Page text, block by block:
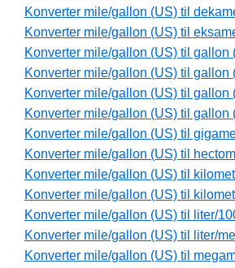
Konverter mile/gallon (US) til
Konverter mile/gallon (US) til
Konverter mile/gallon (US) til gallon
Konverter mile/gallon (US) til gallon
Konverter mile/gallon (US) til gallon
Konverter mile/gallon (US) til gallon
Konverter mile/gallon (US) til
Konverter mile/gallon (US) til
Konverter mile/gallon (US) til
Konverter mile/gallon (US) til
Konverter mile/gallon (US) til liter/
Konverter mile/gallon (US) til liter/
Konverter mile/gallon (US) til